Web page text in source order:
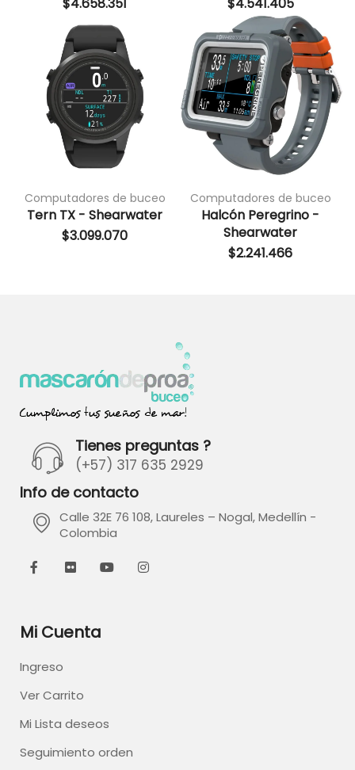
Computadores de buceo
Tern TX - Shearwater
$3.099.070
Computadores de buceo
Halcón Peregrino -
Shearwater
$2.241.466
Tienes preguntas ?
(+57) 317 635 2929
Info de contacto
Calle 32E 76 108, Laureles – Nogal, Medellín -
Colombia
Mi Cuenta
Ingreso
Ver Carrito
Mi Lista deseos
Seguimiento orden